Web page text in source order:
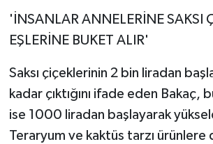
'İNSANLAR ANNELERİNE SAKSI
EŞLERİNE BUKET ALIR'
Saksı çiçeklerinin 2 bin liradan
kadar çıktığını ifade eden Bakaç,
ise 1000 liradan başlayarak
Teraryum ve kaktüs tarzı ürünlere